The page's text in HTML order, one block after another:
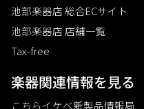
池部楽器店 総合ECサイト
池部楽器店 店舗一覧
Tax-free
楽器関連情報を見る
こちらイケベ新製品情報局